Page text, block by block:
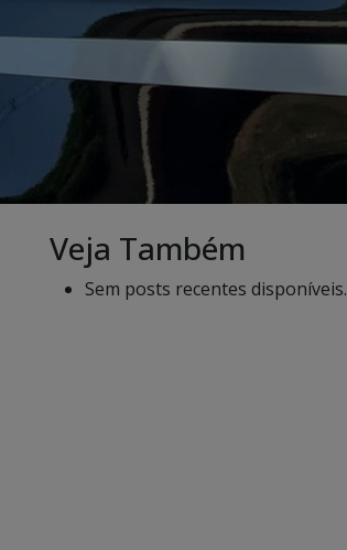
Veja Também
Sem posts recentes disponíveis.